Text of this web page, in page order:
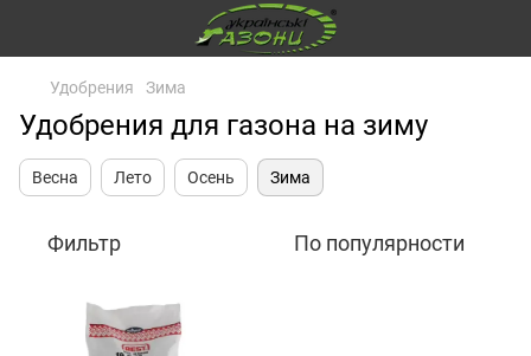
Удобрения Зима
Удобрения для газона на зиму
Весна Лето Осень Зима
Фильтр По популярности